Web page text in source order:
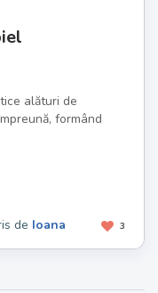
alături de
formând
3
de Ioana